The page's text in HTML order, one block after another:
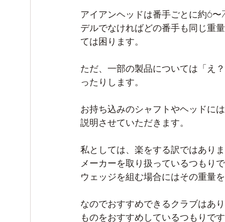
アイアンヘッドは番手ごとに約6
デルでなければどの番手も同じ重
ては困ります。
ただ、一部の製品については「え
ったりします。
お持ち込みのシャフトやヘッドに
説明させていただきます。
私としては、楽をする訳ではあり
メーカーを取り扱っているつもり
ウェッジを組む場合にはその重量
なのでおすすめできるクラブはあ
ものをおすすめしているつもりで